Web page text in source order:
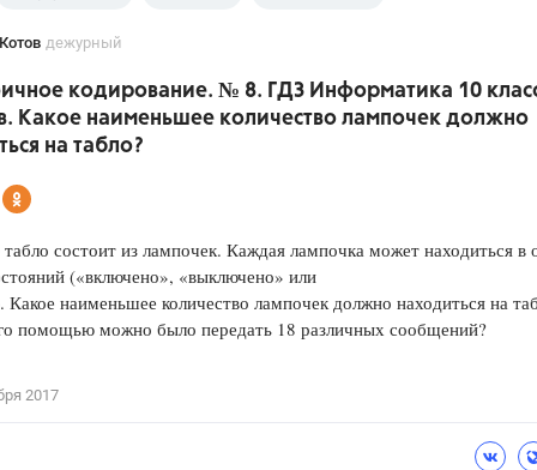
Школа
Разумовская М.М., Габриелян
Рудзитис Г.Е.,
Цветков Л. А.
дежурный
кодирование. № 8. ГДЗ Информатика 10
Какое наименьшее количество лампочек должно
на табло?
табло состоит из лампочек. Каждая лампочка может находиться в
(«включено», «выключено» или
Какое наименьшее количество лампочек должно находиться на
помощью можно было передать 18 различных сообщений?
2017